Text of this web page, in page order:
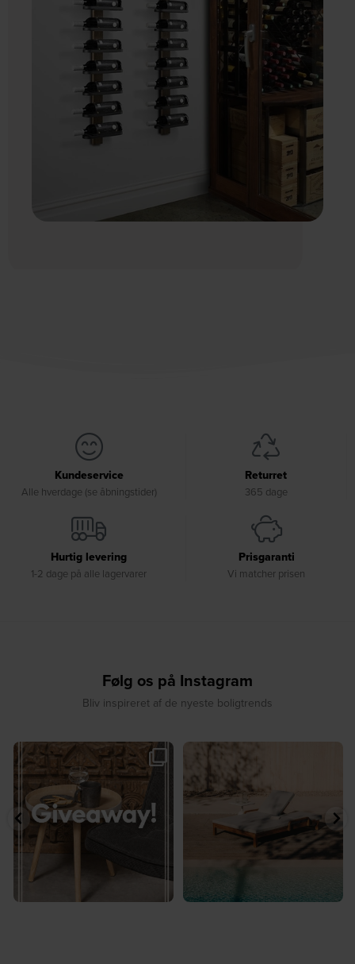
Kundeservice
Alle hverdage (se åbningstider)
Returret
365 dage
Hurtig levering
1-2 dage på alle lagervarer
Prisgaranti
Vi matcher prisen
Følg os på Instagram
Bliv inspireret af de nyeste boligtrends
🎉 GIVEAWAY 🎉⁠
Vind det stilfulde Sasha...
236 256
☀️ Sommerens favorit til terrassen ☀️⁠
8 0